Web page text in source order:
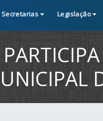
Secretarias Legislação